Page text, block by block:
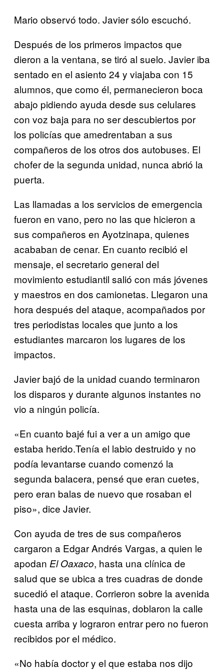
Mario observó todo. Javier sólo escuchó.
Después de los primeros impactos que
dieron a la ventana, se tiró al suelo. Javier iba
sentado en el asiento 24 y viajaba con 15
alumnos, que como él, permanecieron boca
abajo pidiendo ayuda desde sus celulares
con voz baja para no ser descubiertos por
los policías que amedrentaban a sus
compañeros de los otros dos autobuses. El
chofer de la segunda unidad, nunca abrió la
puerta.
Las llamadas a los servicios de emergencia
fueron en vano, pero no las que hicieron a
sus compañeros en Ayotzinapa, quienes
acababan de cenar. En cuanto recibió el
mensaje, el secretario general del
movimiento estudiantil salió con más jóvenes
y maestros en dos camionetas. Llegaron una
hora después del ataque, acompañados por
tres periodistas locales que junto a los
estudiantes marcaron los lugares de los
impactos.
Javier bajó de la unidad cuando terminaron
los disparos y durante algunos instantes no
vio a ningún policía.
«En cuanto bajé fui a ver a un amigo que
estaba herido.Tenía el labio destruido y no
podía levantarse cuando comenzó la
segunda balacera, pensé que eran cuetes,
pero eran balas de nuevo que rosaban el
piso», dice Javier.
Con ayuda de tres de sus compañeros
cargaron a Edgar Andrés Vargas, a quien le
apodan El Oaxaco, hasta una clínica de
salud que se ubica a tres cuadras de donde
sucedió el ataque. Corrieron sobre la avenida
hasta una de las esquinas, doblaron la calle
cuesta arriba y lograron entrar pero no fueron
recibidos por el médico.
«No había doctor y el que estaba nos dijo